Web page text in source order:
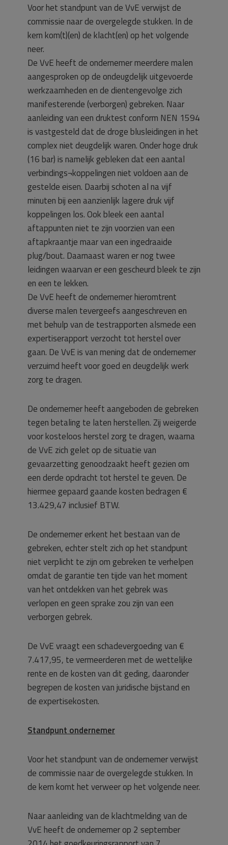
Voor het standpunt van de VvE verwijst de
commissie naar de overgelegde stukken. In de
kern kom(t)(en) de klacht(en) op het volgende
neer.
De VvE heeft de ondernemer meerdere malen
aangesproken op de ondeugdelijk uitgevoerde
werkzaamheden en de dientengevolge zich
manifesterende (verborgen) gebreken. Naar
aanleiding van een druktest conform NEN 1594
is vastgesteld dat de droge blusleidingen in het
complex niet deugdelijk waren. Onder hoge druk
(16 bar) is namelijk gebleken dat een aantal
verbindings¬koppelingen niet voldoen aan de
gestelde eisen. Daarbij schoten al na vijf
minuten bij een aanzienlijk lagere druk vijf
koppelingen los. Ook bleek een aantal
aftappunten niet te zijn voorzien van een
aftapkraantje maar van een ingedraaide
plug/bout. Daarnaast waren er nog twee
leidingen waarvan er een gescheurd bleek te zijn
en een te lekken.
De VvE heeft de ondernemer hieromtrent
diverse malen tevergeefs aangeschreven en
met behulp van de testrapporten alsmede een
expertiserapport verzocht tot herstel over
gaan. De VvE is van mening dat de ondernemer
verzuimd heeft voor goed en deugdelijk werk
zorg te dragen.
De ondernemer heeft aangeboden de gebreken
tegen betaling te laten herstellen. Zij weigerde
voor kosteloos herstel zorg te dragen, waarna
de VvE zich gelet op de situatie van
gevaarzetting genoodzaakt heeft gezien om
een derde opdracht tot herstel te geven. De
hiermee gepaard gaande kosten bedragen €
13.429,47 inclusief BTW.
De ondernemer erkent het bestaan van de
gebreken, echter stelt zich op het standpunt
niet verplicht te zijn om gebreken te verhelpen
omdat de garantie ten tijde van het moment
van het ontdekken van het gebrek was
verlopen en geen sprake zou zijn van een
verborgen gebrek.
De VvE vraagt een schadevergoeding van €
7.417,95, te vermeerderen met de wettelijke
rente en de kosten van dit geding, daaronder
begrepen de kosten van juridische bijstand en
de expertisekosten.
Standpunt ondernemer
Voor het standpunt van de ondernemer verwijst
de commissie naar de overgelegde stukken. In
de kern komt het verweer op het volgende neer.
Naar aanleiding van de klachtmelding van de
VvE heeft de ondernemer op 2 september